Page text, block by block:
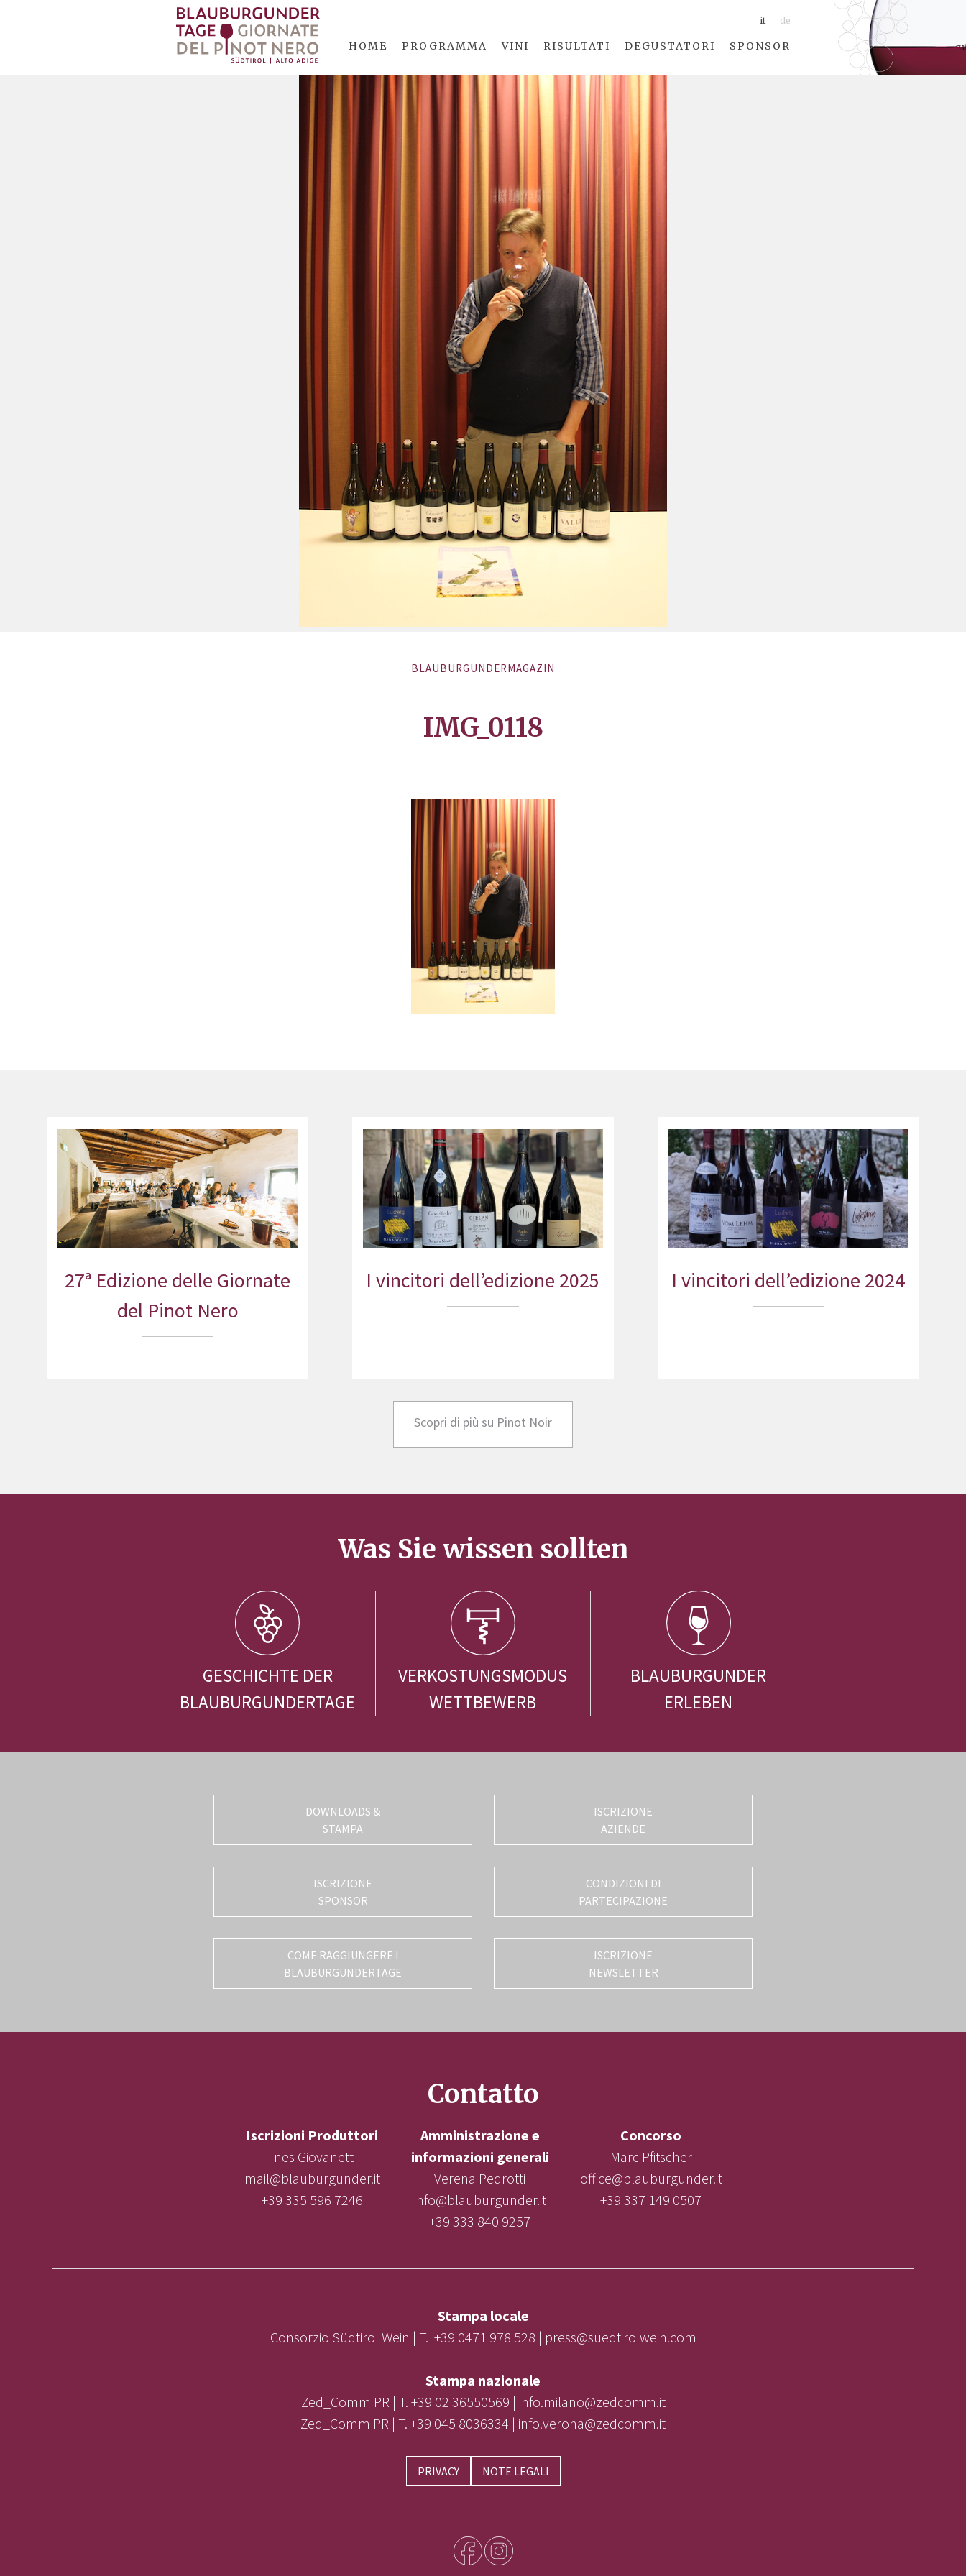
it de
HOME PROGRAMMA VINI RISULTATI DEGUSTATORI SPONSOR
BLAUBURGUNDERMAGAZIN
IMG_0118
27ª Edizione delle Giornate
del Pinot Nero
I vincitori dell’edizione 2025 I vincitori dell’edizione 2024
Scopri di più su Pinot Noir
Was Sie wissen sollten
GESCHICHTE DER
BLAUBURGUNDERTAGE
VERKOSTUNGSMODUS
WETTBEWERB
BLAUBURGUNDER
ERLEBEN
DOWNLOADS &
STAMPA
ISCRIZIONE
AZIENDE
ISCRIZIONE
SPONSOR
CONDIZIONI DI
PARTECIPAZIONE
COME RAGGIUNGERE I
BLAUBURGUNDERTAGE
ISCRIZIONE
NEWSLETTER
Contatto
Iscrizioni Produttori
Ines Giovanett
mail@blauburgunder.it
+39 335 596 7246
Amministrazione e
informazioni generali
Verena Pedrotti
info@blauburgunder.it
+39 333 840 9257
Concorso
Marc Pfitscher
office@blauburgunder.it
+39 337 149 0507
Stampa locale
Consorzio Südtirol Wein | T. +39 0471 978 528 | press@suedtirolwein.com
Stampa nazionale
Zed_Comm PR | T. +39 02 36550569 | info.milano@zedcomm.it
Zed_Comm PR | T. +39 045 8036334 | info.verona@zedcomm.it
PRIVACY NOTE LEGALI